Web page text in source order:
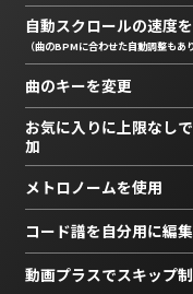
自動スクロールの速度
（曲のBPMに合わせた自動調整もあり
曲のキーを変更
お気に入りに上限なし
加
メトロノームを使用
コード譜を自分用に編集
動画プラスでスキップ